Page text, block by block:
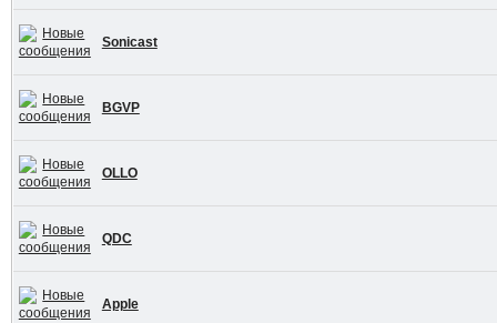
Sonicast
BGVP
OLLO
QDC
Apple